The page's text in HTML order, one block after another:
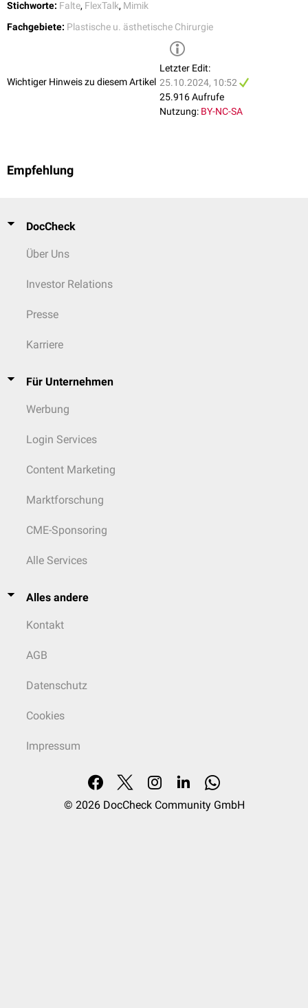
Stichworte: Falte, FlexTalk, Mimik
Fachgebiete: Plastische u. ästhetische Chirurgie
Wichtiger Hinweis zu diesem Artikel
Letzter Edit:
25.10.2024, 10:52
25.916 Aufrufe
Nutzung: BY-NC-SA
Empfehlung
DocCheck
Über Uns
Investor Relations
Presse
Karriere
Für Unternehmen
Werbung
Login Services
Content Marketing
Marktforschung
CME-Sponsoring
Alle Services
Alles andere
Kontakt
AGB
Datenschutz
Cookies
Impressum
© 2026 DocCheck Community GmbH